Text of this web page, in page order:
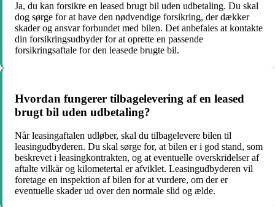
Ja, du kan forsikre en leased brugt bil uden udbetaling. Du skal
dog sørge for at have den nødvendige forsikring, der dækker
skader og ansvar forbundet med bilen. Det anbefales at kontakte
din forsikringsudbyder for at oprette en passende
forsikringsaftale for den leasede brugte bil.
Hvordan fungerer tilbagelevering af en leased
brugt bil uden udbetaling?
Når leasingaftalen udløber, skal du tilbagelevere bilen til
leasingudbyderen. Du skal sørge for, at bilen er i god stand, som
beskrevet i leasingkontrakten, og at eventuelle overskridelser af
aftalte vilkår og kilometertal er afviklet. Leasingudbyderen vil
foretage en inspektion af bilen for at vurdere, om der er
eventuelle skader ud over den normale slid og ælde.